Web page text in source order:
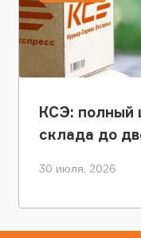
КСЭ: полный
склада до
30 июля, 2026